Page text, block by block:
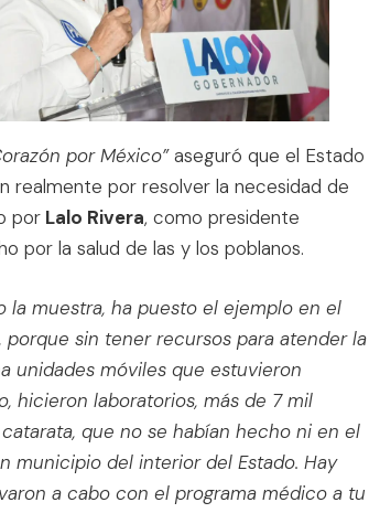
por México”aseguró que el Estado
realmente por resolver la necesidad de
por Lalo Rivera, como presidente
por la salud de las y los poblanos.
la muestra, ha puesto el ejemplo en el
sin tener recursos para atender la
unidades móviles que estuvieron
hicieron laboratorios, más de 7 mil
que no se habían hecho ni en el
municipio del interior del Estado. Hay
a cabo con el programa médico a tu